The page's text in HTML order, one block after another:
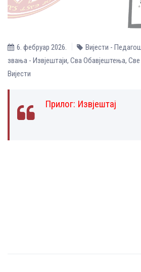
6. фебруар 2026. Вијести -
звања - Извјештаји, Сва Обавјештења, Све
Вијести
Прилог: Извјештај